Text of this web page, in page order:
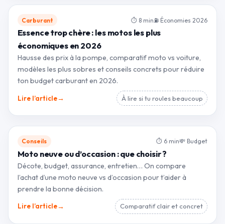
Carburant ⏱ 8 min ⛽ Économies 2026
Essence trop chère : les motos les plus
économiques en 2026
Hausse des prix à la pompe, comparatif moto vs voiture,
modèles les plus sobres et conseils concrets pour réduire
ton budget carburant en 2026.
Lire l’article→ À lire si tu roules beaucoup
Conseils ⏱ 6 min💸 Budget
Moto neuve ou d’occasion : que choisir ?
Décote, budget, assurance, entretien… On compare
l’achat d’une moto neuve vs d’occasion pour t’aider à
prendre la bonne décision.
Lire l’article→ Comparatif clair et concret